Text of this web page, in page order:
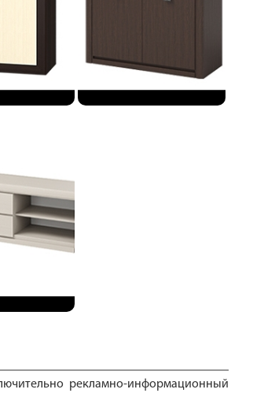
рекламно-информационный